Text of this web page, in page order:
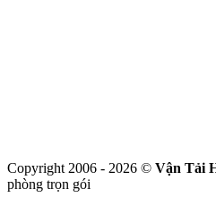
Copyright 2006 - 2026 © Vận Tải
phòng trọn gói